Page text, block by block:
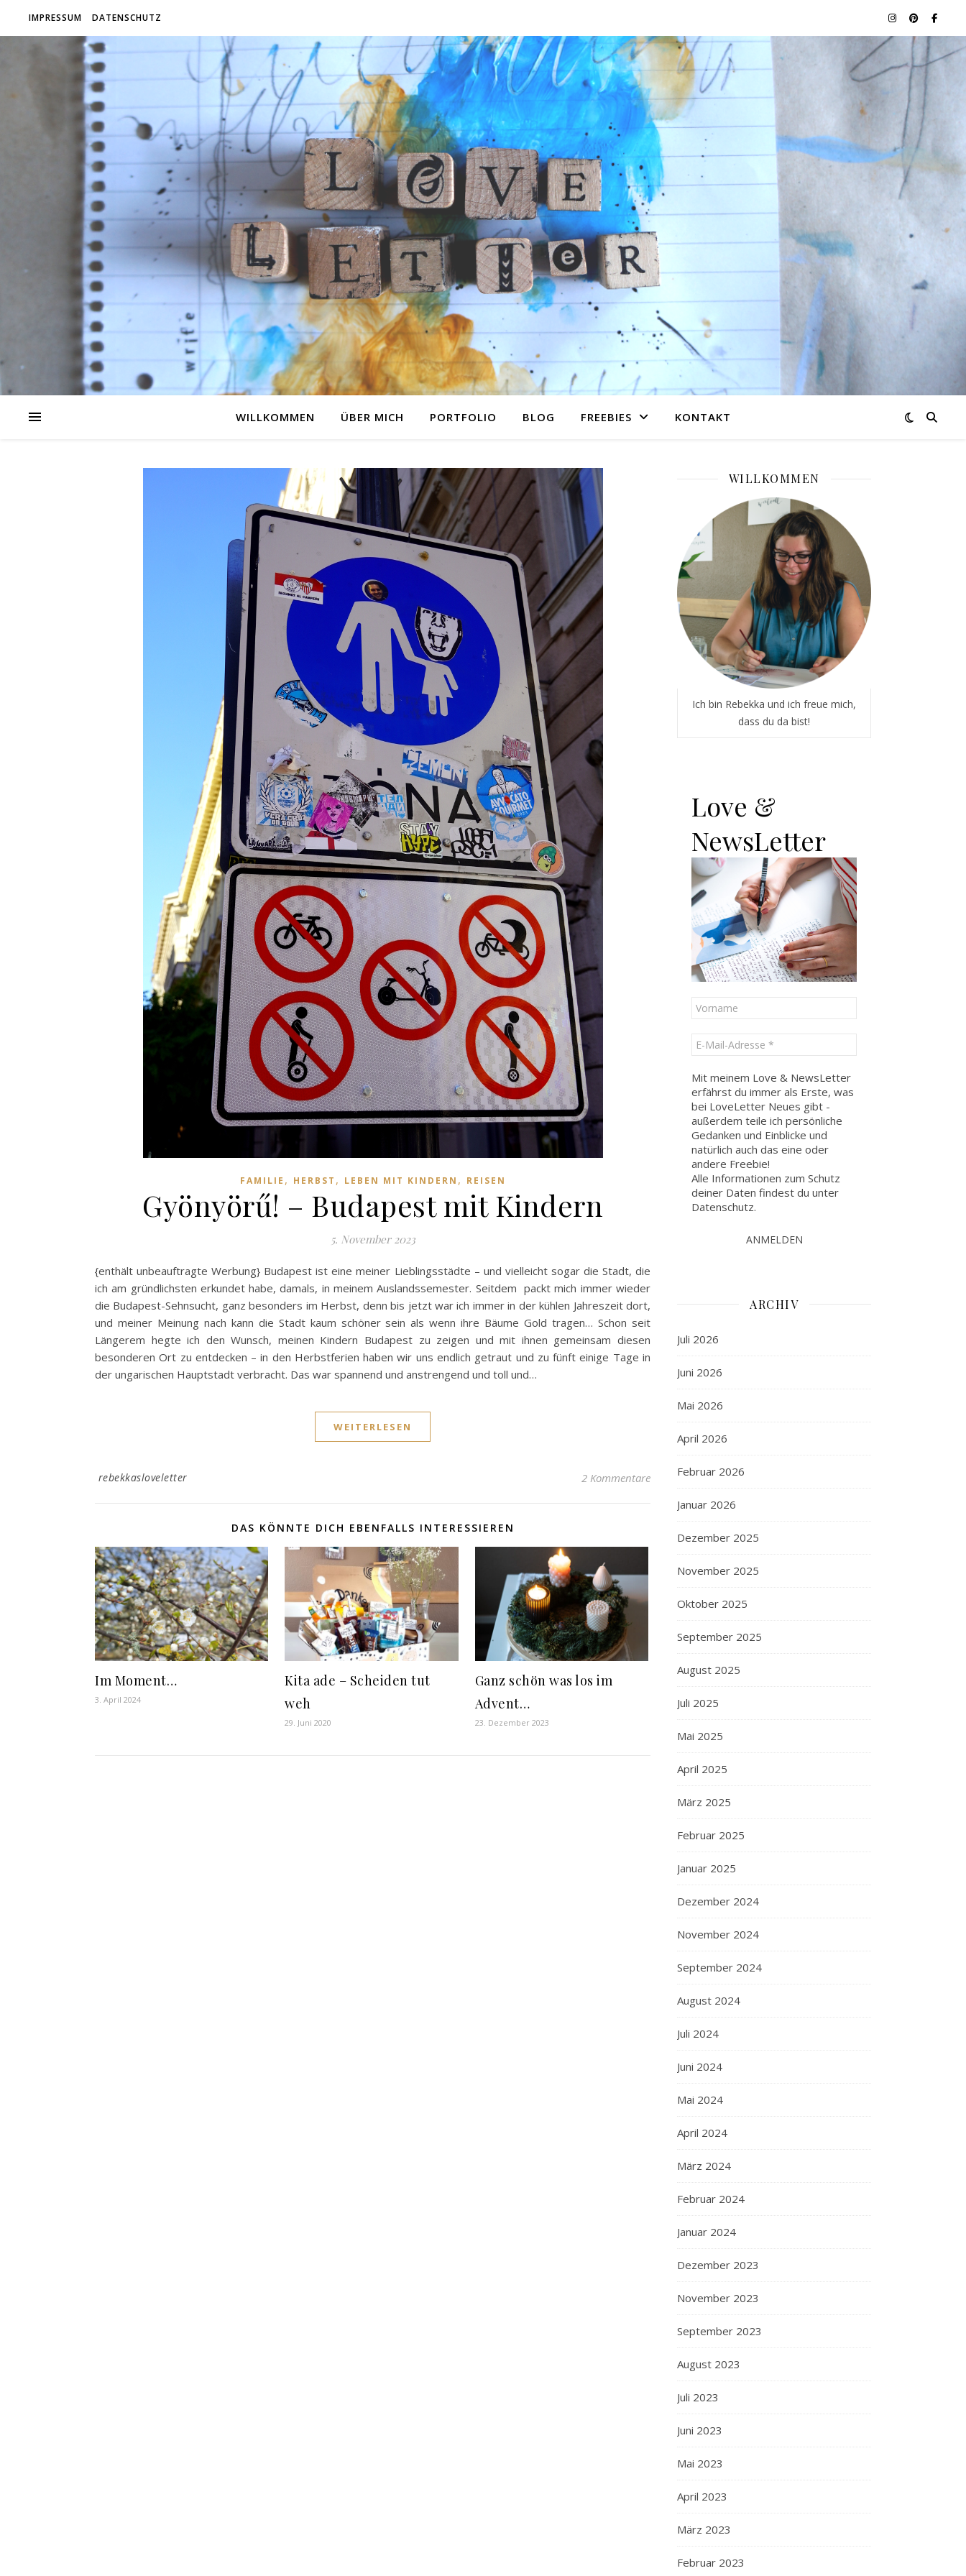
IMPRESSUM DATENSCHUTZ
WILLKOMMEN ÜBER MICH PORTFOLIO BLOG FREEBIES KONTAKT
FAMILIE , HERBST , LEBEN MIT KINDERN , REISEN
Gyönyörű! – Budapest mit Kindern
5. November 2023
{enthält unbeauftragte Werbung} Budapest ist eine meiner Lieblingsstädte – und vielleicht sogar die Stadt, die
ich am gründlichsten erkundet habe, damals, in meinem Auslandssemester. Seitdem packt mich immer wieder
die Budapest-Sehnsucht, ganz besonders im Herbst, denn bis jetzt war ich immer in der kühlen Jahreszeit dort,
und meiner Meinung nach kann die Stadt kaum schöner sein als wenn ihre Bäume Gold tragen… Schon seit
Längerem hegte ich den Wunsch, meinen Kindern Budapest zu zeigen und mit ihnen gemeinsam diesen
besonderen Ort zu entdecken – in den Herbstferien haben wir uns endlich getraut und zu fünft einige Tage in
der ungarischen Hauptstadt verbracht. Das war spannend und anstrengend und toll und…
WEITERLESEN
rebekkasloveletter 2 Kommentare
DAS KÖNNTE DICH EBENFALLS INTERESSIEREN
Im Moment…
3. April 2024
Kita ade – Scheiden tut
weh
29. Juni 2020
Ganz schön was los im
Advent…
23. Dezember 2023
WILLKOMMEN
Ich bin Rebekka und ich freue mich,
dass du da bist!
Love &
NewsLetter
Mit meinem Love & NewsLetter
erfährst du immer als Erste, was
bei LoveLetter Neues gibt -
außerdem teile ich persönliche
Gedanken und Einblicke und
natürlich auch das eine oder
andere Freebie!
Alle Informationen zum Schutz
deiner Daten findest du unter
Datenschutz.
ARCHIV
Juli 2026
Juni 2026
Mai 2026
April 2026
Februar 2026
Januar 2026
Dezember 2025
November 2025
Oktober 2025
September 2025
August 2025
Juli 2025
Mai 2025
April 2025
März 2025
Februar 2025
Januar 2025
Dezember 2024
November 2024
September 2024
August 2024
Juli 2024
Juni 2024
Mai 2024
April 2024
März 2024
Februar 2024
Januar 2024
Dezember 2023
November 2023
September 2023
August 2023
Juli 2023
Juni 2023
Mai 2023
April 2023
März 2023
Februar 2023